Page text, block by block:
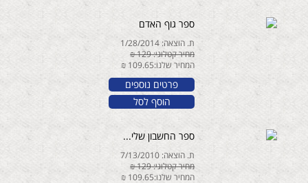
ספר גוף האדם
ת. הוצאה: 1/28/2014
מחיר קטלוגי: 129 ₪
המחיר שלנו:109.65 ₪
פרטים נוספים
הוסף לסל
ספר החשבון שלי...
ת. הוצאה: 7/13/2010
מחיר קטלוגי: 129 ₪
המחיר שלנו:109.65 ₪